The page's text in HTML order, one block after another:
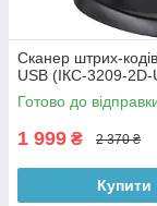
Сканер штрих-
USB (ІКС-3209-2D-
Готово до
1 999 ₴ 2 370 ₴
Купити